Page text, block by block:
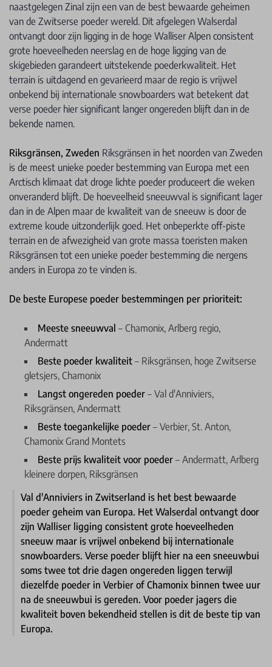
naastgelegen Zinal zijn een van de best bewaarde geheimen
van de Zwitserse poeder wereld. Dit afgelegen Walserdal
ontvangt door zijn ligging in de hoge Walliser Alpen consistent
grote hoeveelheden neerslag en de hoge ligging van de
skigebieden garandeert uitstekende poederkwaliteit. Het
terrain is uitdagend en gevarieerd maar de regio is vrijwel
onbekend bij internationale snowboarders wat betekent dat
verse poeder hier significant langer ongereden blijft dan in de
bekende namen.
Riksgränsen, Zweden Riksgränsen in het noorden van Zweden
is de meest unieke poeder bestemming van Europa met een
Arctisch klimaat dat droge lichte poeder produceert die weken
onveranderd blijft. De hoeveelheid sneeuwval is significant lager
dan in de Alpen maar de kwaliteit van de sneeuw is door de
extreme koude uitzonderlijk goed. Het onbeperkte off-piste
terrain en de afwezigheid van grote massa toeristen maken
Riksgränsen tot een unieke poeder bestemming die nergens
anders in Europa zo te vinden is.
De beste Europese poeder bestemmingen per prioriteit:
Meeste sneeuwval – Chamonix, Arlberg regio,
Andermatt
Beste poeder kwaliteit – Riksgränsen, hoge Zwitserse
gletsjers, Chamonix
Langst ongereden poeder – Val d'Anniviers,
Riksgränsen, Andermatt
Beste toegankelijke poeder – Verbier, St. Anton,
Chamonix Grand Montets
Beste prijs kwaliteit voor poeder – Andermatt, Arlberg
kleinere dorpen, Riksgränsen
Val d'Anniviers in Zwitserland is het best bewaarde
poeder geheim van Europa. Het Walserdal ontvangt door
zijn Walliser ligging consistent grote hoeveelheden
sneeuw maar is vrijwel onbekend bij internationale
snowboarders. Verse poeder blijft hier na een sneeuwbui
soms twee tot drie dagen ongereden liggen terwijl
diezelfde poeder in Verbier of Chamonix binnen twee uur
na de sneeuwbui is gereden. Voor poeder jagers die
kwaliteit boven bekendheid stellen is dit de beste tip van
Europa.